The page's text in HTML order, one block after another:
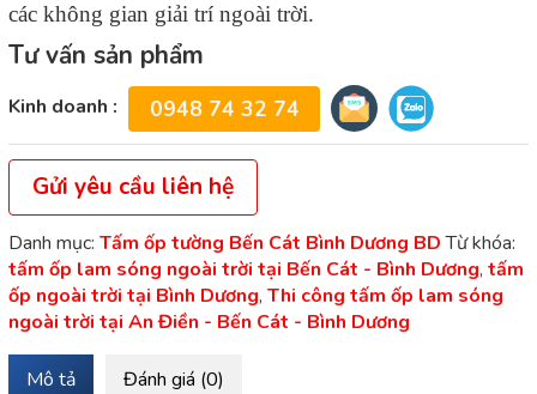
các không gian giải trí ngoài trời.
Tư vấn sản phẩm
Kinh doanh : 0948 74 32 74
Gửi yêu cầu liên hệ
Danh mục: Tấm ốp tường Bến Cát Bình Dương BD Từ khóa:
tấm ốp lam sóng ngoài trời tại Bến Cát - Bình Dương, tấm
ốp ngoài trời tại Bình Dương, Thi công tấm ốp lam sóng
ngoài trời tại An Điền - Bến Cát - Bình Dương
Mô tả Đánh giá (0)